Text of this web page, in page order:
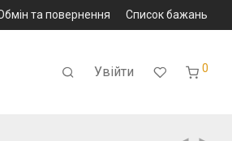
та повернення Список бажань
Увійти 0